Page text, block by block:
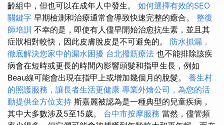
齡組中，但也可以在成年人中發生。 如何選擇有效的SEO
關鍵字 早期檢測和治療通常會導致快速完整的癒合。 整復
師培訓 不幸的是，即使有人儘早開始治愈抗生素，並且其
症狀相對較快，因此皮膚脫皮是不可避免的。 防水抓漏，
徹底解決您家中的漏水困擾 台北撥筋療法 也不能排除該疾
病會在短時或更長的時間內影響頭髮和指甲生長，例如
Beau線可能會出現在指甲上或增加幾個月的脫髮。 養生村
的照護服務，讓長者生活更健康 專業外燴公司，為您的活
動提供全方位支持 斯嘉麗被認為是一種典型的兒童疾病，
其中大多數涉及5至15歲。 台中市按摩服務 當然，儘管頻